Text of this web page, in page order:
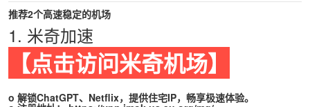
推荐2个高速稳定的机场
1. 米奇加速
【点击访问米奇机场】
o 解锁ChatGPT、Netflix，提供住宅IP，畅享极速体验。